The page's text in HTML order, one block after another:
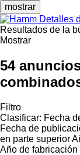
mostrar
Detalles
Resultados de la
Mostrar
54
Filtro
Clasificar: Fecha
Fecha de
en parte superior
Año de